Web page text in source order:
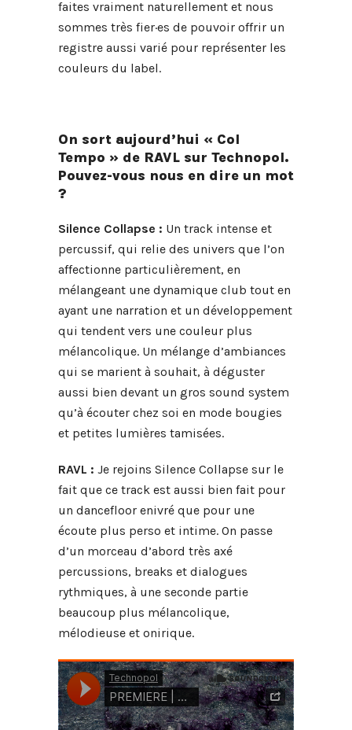
faites vraiment naturellement et nous
sommes très fier·es de pouvoir offrir un
registre aussi varié pour représenter les
couleurs du label.
On sort aujourd’hui « Col
Tempo » de RAVL sur Technopol.
Pouvez-vous nous en dire un mot
?
Silence Collapse : Un track intense et
percussif, qui relie des univers que l’on
affectionne particulièrement, en
mélangeant une dynamique club tout en
ayant une narration et un développement
qui tendent vers une couleur plus
mélancolique. Un mélange d’ambiances
qui se marient à souhait, à déguster
aussi bien devant un gros sound system
qu’à écouter chez soi en mode bougies
et petites lumières tamisées.
RAVL : Je rejoins Silence Collapse sur le
fait que ce track est aussi bien fait pour
un dancefloor enivré que pour une
écoute plus perso et intime. On passe
d’un morceau d’abord très axé
percussions, breaks et dialogues
rythmiques, à une seconde partie
beaucoup plus mélancolique,
mélodieuse et onirique.